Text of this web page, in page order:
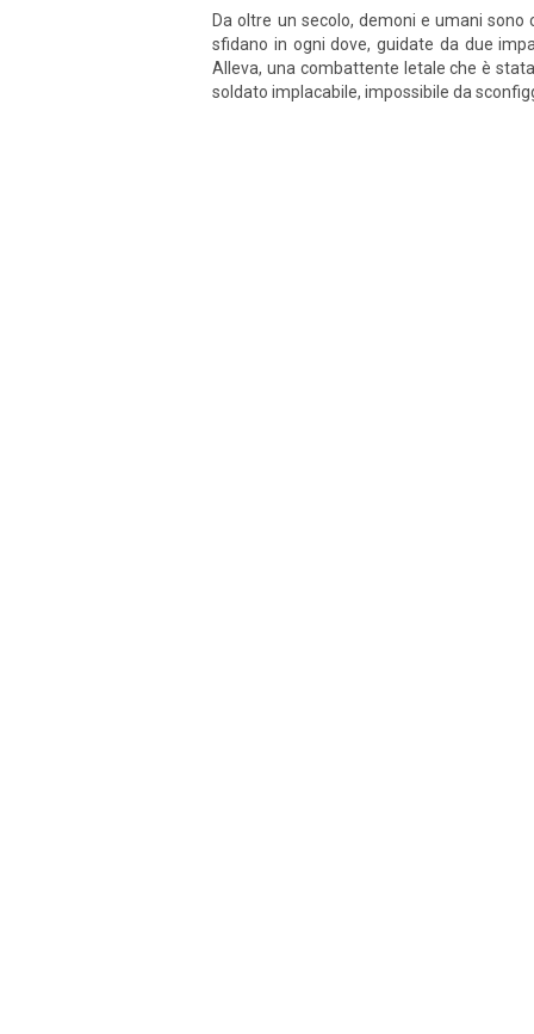
Da oltre un secolo, demoni e umani
sfidano in ogni dove, guidate da due
Alleva, una combattente letale che è
soldato implacabile, impossibile da